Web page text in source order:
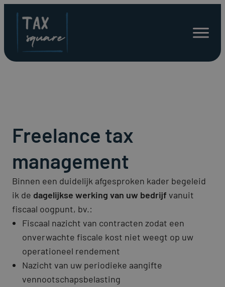
Spring
inhoud
Open
menu
Freelance tax
management
Binnen een duidelijk afgesproken kader begeleid
ik de dagelijkse werking van uw bedrijf vanuit
fiscaal oogpunt, bv.:
Fiscaal nazicht van contracten zodat een
onverwachte fiscale kost niet weegt op uw
operationeel rendement
Nazicht van uw periodieke aangifte
vennootschapsbelasting